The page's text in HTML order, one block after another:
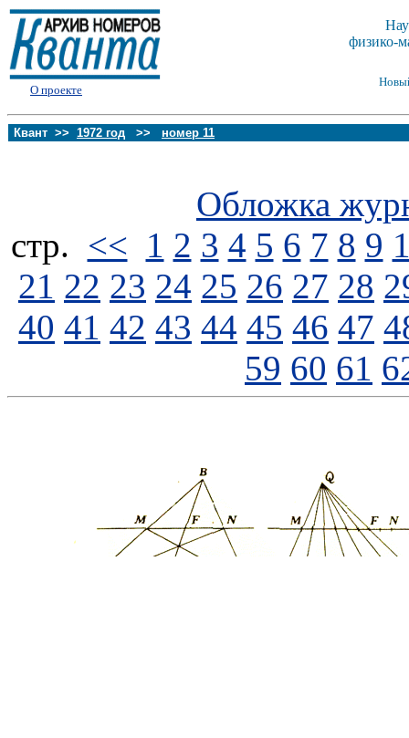
О проекте
физико-
Квант >> 1972 год >> номер 11
Обложка
стp. << 1 2 3 4 5 6 7 8 9
21 22 23 24 25 26 27 28
40 41 42 43 44 45 46 47
59 60 61